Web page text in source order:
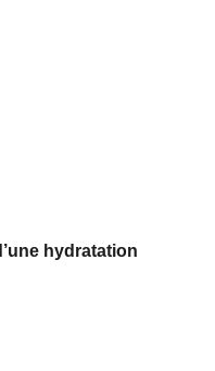
hydratation